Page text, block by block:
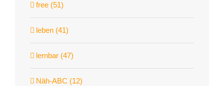
free (51)
leben (41)
lernbar (47)
Näh-ABC (12)